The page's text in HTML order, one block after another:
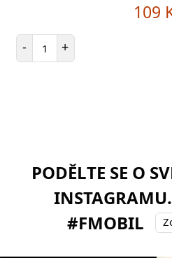
109
- Počet položek
+
PODĚLTE SE O
#FMOBIL